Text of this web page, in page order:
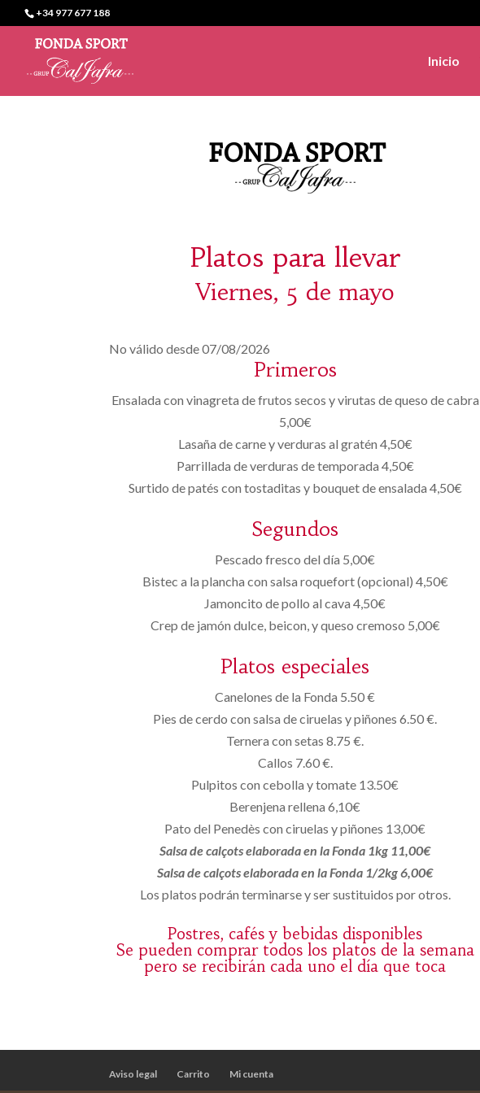
+34 977 677 188
Inicio
Platos para llevar
Viernes, 5 de mayo
No válido desde 07/08/2026
Primeros
Ensalada con vinagreta de frutos secos y virutas de queso de cabra
5,00€
Lasaña de carne y verduras al gratén 4,50€
Parrillada de verduras de temporada 4,50€
Surtido de patés con tostaditas y bouquet de ensalada 4,50€
Segundos
Pescado fresco del día 5,00€
Bistec a la plancha con salsa roquefort (opcional) 4,50€
Jamoncito de pollo al cava 4,50€
Crep de jamón dulce, beicon, y queso cremoso 5,00€
Platos especiales
Canelones de la Fonda 5.50 €
Pies de cerdo con salsa de ciruelas y piñones 6.50 €.
Ternera con setas 8.75 €.
Callos 7.60 €.
Pulpitos con cebolla y tomate 13.50€
Berenjena rellena 6,10€
Pato del Penedès con ciruelas y piñones 13,00€
Salsa de calçots elaborada en la Fonda 1kg 11,00€
Salsa de calçots elaborada en la Fonda 1/2kg 6,00€
Los platos podrán terminarse y ser sustituidos por otros.
Postres, cafés y bebidas disponibles
Se pueden comprar todos los platos de la semana
pero se recibirán cada uno el día que toca
Aviso legal Carrito Mi cuenta